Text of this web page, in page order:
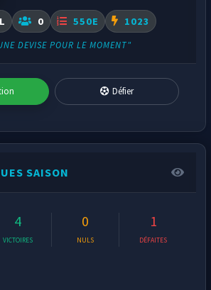
0 550E 1023
DEVISE POUR LE MOMENT"
Défier
SAISON
4
VICTOIRES
0
NULS
1
DÉFAITES